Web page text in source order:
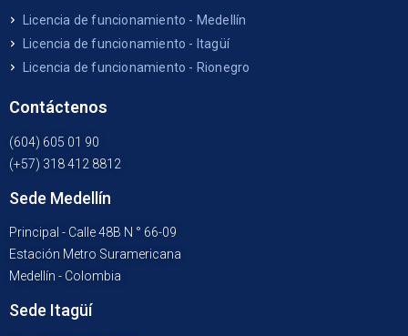
Licencia de funcionamiento - Medellín
Licencia de funcionamiento - Itagüí
Licencia de funcionamiento - Rionegro
Contáctenos
(604) 605 01 90
(+57) 318 412 8812
Sede Medellín
Principal - Calle 48B N ° 66-09
Estación Metro Suramericana
Medellín - Colombia
Sede Itagüí